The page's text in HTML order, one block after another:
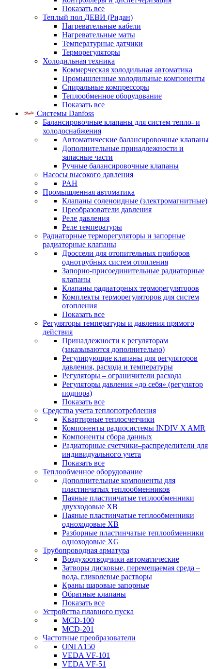
Показать все
Теплый пол ДЕВИ (Ридан)
Нагревательные кабели
Нагревательные маты
Температурные датчики
Терморегуляторы
Холодильная техника
Коммерческая холодильная автоматика
Промышленные холодильные компоненты
Спиральные компрессоры
Теплообменное оборудование
Показать все
Системы Danfoss
Балансировочные клапаны для систем тепло- и
холодоснабжения
Автоматические балансировочные клапаны
Дополнительные принадлежности и
запасные части
Ручные балансировочные клапаны
Насосы высокого давления
PAH
Промышленная автоматика
Клапаны соленоидные (электромагнитные)
Преобразователи давления
Реле давления
Реле температуры
Радиаторные терморегуляторы и запорные
радиаторные клапаны
Дроссели для отопительных приборов
однотрубных систем отопления
Запорно-присоединительные радиаторные
клапаны
Клапаны радиаторных терморегуляторов
Комплекты терморегуляторов для систем
отопления
Показать все
Регуляторы температуры и давления прямого
действия
Принадлежности к регуляторам
(заказываются дополнительно)
Регулирующие клапаны для регуляторов
давления, расхода и температуры
Регуляторы – ограничители расхода
Регуляторы давления «до себя» (регулятор
подпора)
Показать все
Средства учета теплопотребления
Квартирные теплосчетчики
Компоненты радиосистемы INDIV X AMR
Компоненты сбора данных
Радиаторные счетчики–распределители для
индивидуального учета
Показать все
Теплообменное оборудование
Дополнительные компоненты для
пластинчатых теплообменников
Паяные пластинчатые теплообменники
двухходовые XB
Паяные пластинчатые теплообменники
одноходовые ХВ
Разборные пластинчатые теплообменники
одноходовые ХG
Трубопроводная арматура
Воздухоотводчики автоматические
Затворы дисковые, перемещаемая среда –
вода, гликолевые растворы
Краны шаровые запорные
Обратные клапаны
Показать все
Устройства плавного пуска
MCD-100
MCD-201
Частотные преобразователи
ONI A150
VEDA VF-101
VEDA VF-51